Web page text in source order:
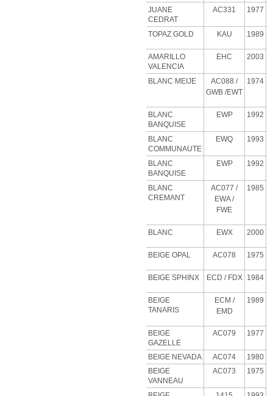
JUANE
CEDRAT
AC331 1977
TOPAZ GOLD KAU 1989
AMARILLO
VALENCIA
EHC 2003
BLANC MEIJE AC088 /
GWB /EWT
1974
BLANC
BANQUISE
EWP 1992
BLANC
COMMUNAUTE
EWQ 1993
BLANC
BANQUISE
EWP 1992
BLANC
CREMANT
AC077 /
EWA /
FWE
1985
BLANC EWX 2000
BEIGE OPAL AC078 1975
BEIGE SPHINX ECD / FDX 1984
BEIGE
TANARIS
ECM /
EMD
1989
BEIGE
GAZELLE
AC079 1977
BEIGE NEVADA AC074
1980
BEIGE
VANNEAU
AC073 1975